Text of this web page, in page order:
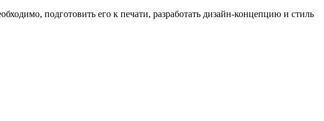
подготовить его к печати, разработать дизайн-концепцию и стиль